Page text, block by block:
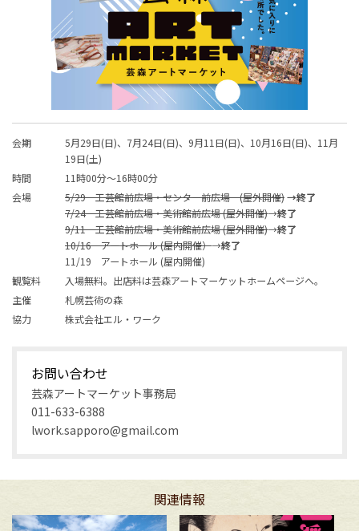
会期
5月29日(日)、7月24日(日)、9月11日(日)、10月16日(日)、11月
19日(土)
時間
11時00分～16時00分
会場
5/29 工芸館前広場・センター前広場 (屋外開催)→終了
7/24 工芸館前広場・美術館前広場 (屋外開催)→終了
9/11 工芸館前広場・美術館前広場 (屋外開催)→終了
10/16 アートホール (屋内開催）→終了
11/19 アートホール (屋内開催)
観覧料
入場無料。出店料は芸森アートマーケットホームページへ。
主催
札幌芸術の森
協力
株式会社エル・ワーク
お問い合わせ
芸森アートマーケット事務局
011-633-6388
lwork.sapporo@gmail.com
関連情報